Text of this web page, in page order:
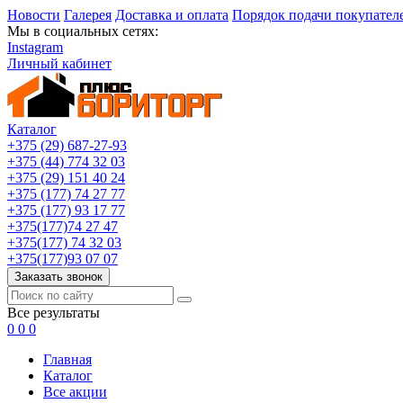
Новости Галерея Доставка и оплата Порядок подачи
Мы в социальных сетях:
Instagram
Личный кабинет
Каталог
+375 (29) 687-27-93
+375 (44) 774 32 03
+375 (29) 151 40 24
+375 (177) 74 27 77
+375 (177) 93 17 77
+375(177)74 27 47
+375(177) 74 32 03
+375(177)93 07 07
Заказать звонок
Все результаты
0 0 0
Главная
Каталог
Все акции